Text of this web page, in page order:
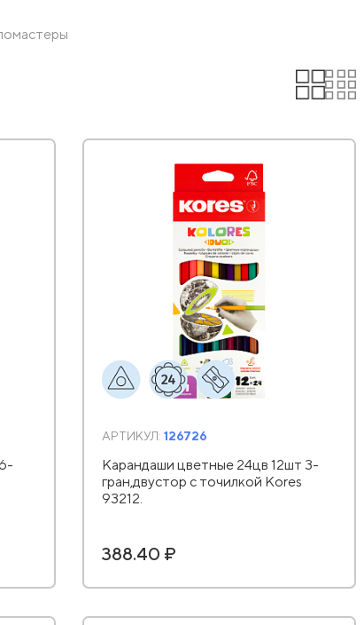
АРТИКУЛ: 126726
Карандаши цветные 24цв 12шт 3-
гран,двустор с точилкой Kores
93212.
388.40 ₽